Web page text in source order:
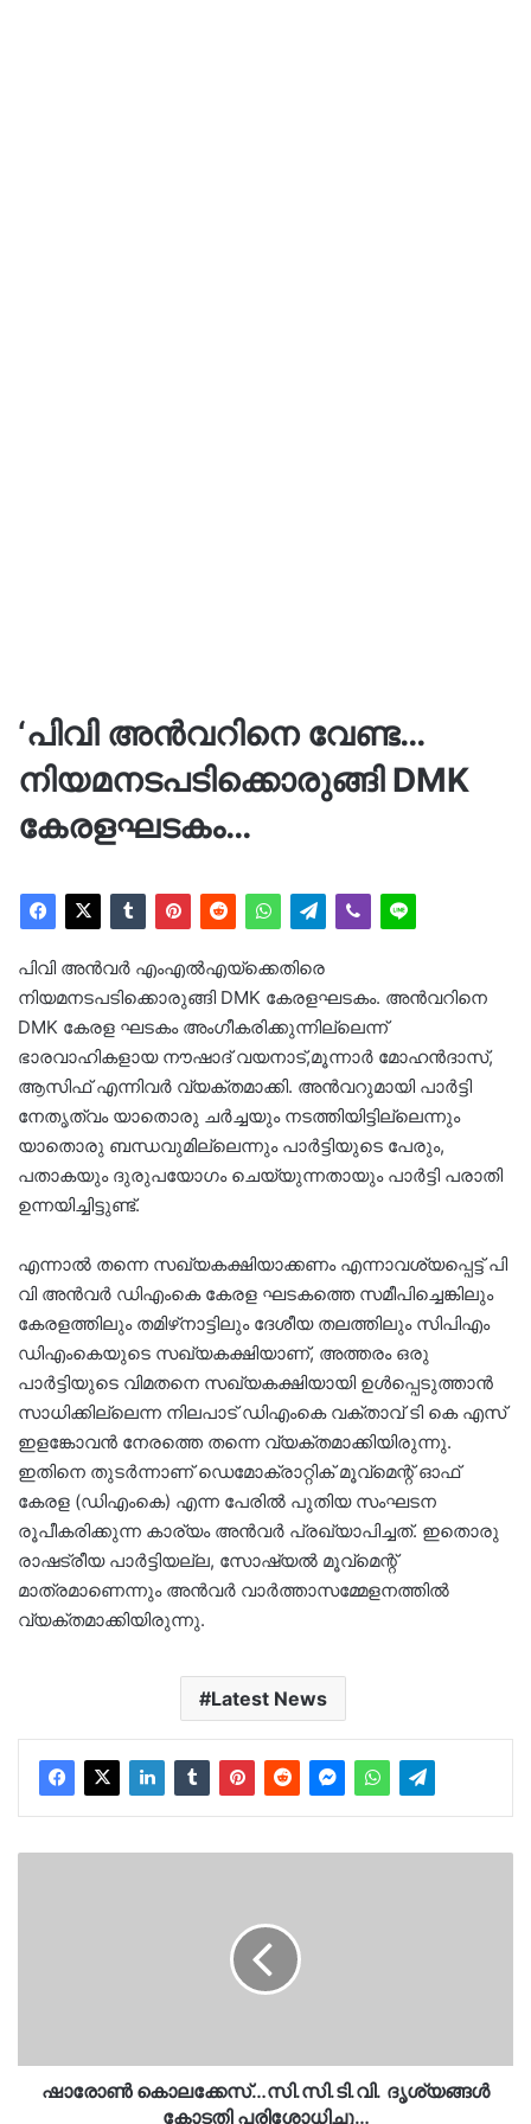
‘പിവി അൻവറിനെ വേണ്ട…
നിയമനടപടിക്കൊരുങ്ങി DMK
കേരളഘടകം…
പിവി അൻവർ എംഎൽഎയ്‌ക്കെതിരെ
നിയമനടപടിക്കൊരുങ്ങി DMK കേരളഘടകം. അൻവറിനെ
DMK കേരള ഘടകം അംഗീകരിക്കുന്നില്ലെന്ന്
ഭാരവാഹികളായ നൗഷാദ് വയനാട്,മൂന്നാർ മോഹൻദാസ്,
ആസിഫ് എന്നിവർ വ്യക്തമാക്കി. അൻവറുമായി പാർട്ടി
നേതൃത്വം യാതൊരു ചർച്ചയും നടത്തിയിട്ടില്ലെന്നും
യാതൊരു ബന്ധവുമില്ലെന്നും പാർട്ടിയുടെ പേരും,
പതാകയും ദുരുപയോഗം ചെയ്യുന്നതായും പാർട്ടി പരാതി
ഉന്നയിച്ചിട്ടുണ്ട്.
എന്നാൽ തന്നെ സഖ്യകക്ഷിയാക്കണം എന്നാവശ്യപ്പെട്ട് പി
വി അന്‍വര്‍ ഡിഎംകെ കേരള ഘടകത്തെ സമീപിച്ചെങ്കിലും
കേരളത്തിലും തമിഴ്‌നാട്ടിലും ദേശീയ തലത്തിലും സിപിഎം
ഡിഎംകെയുടെ സഖ്യകക്ഷിയാണ്, അത്തരം ഒരു
പാര്‍ട്ടിയുടെ വിമതനെ സഖ്യകക്ഷിയായി ഉള്‍പ്പെടുത്താന്‍
സാധിക്കില്ലെന്ന നിലപാട് ഡിഎംകെ വക്താവ് ടി കെ എസ്
ഇളങ്കോവന്‍ നേരത്തെ തന്നെ വ്യക്തമാക്കിയിരുന്നു.
ഇതിനെ തുടർന്നാണ് ഡെമോക്രാറ്റിക് മൂവ്‌മെന്റ് ഓഫ്
കേരള (ഡിഎംകെ) എന്ന പേരിൽ പുതിയ സംഘടന
രൂപീകരിക്കുന്ന കാര്യം അൻവർ പ്രഖ്യാപിച്ചത്. ഇതൊരു
രാഷട്രീയ പാര്‍ട്ടിയല്ല, സോഷ്യല്‍ മൂവ്‌മെന്റ്
മാത്രമാണെന്നും അൻവർ വാർത്താസമ്മേളനത്തിൽ
വ്യക്തമാക്കിയിരുന്നു.
Latest News
ഷാരോണ്‍ കൊലക്കേസ്…സി.സി.ടി.വി. ദൃശ്യങ്ങള്‍
കോടതി പരിശോധിച്ചു…